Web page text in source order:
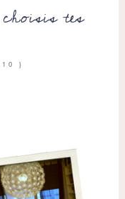
tes
}